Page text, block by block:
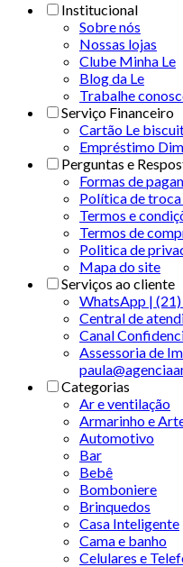
Institucional
Sobre nós
Nossas lojas
Clube Minha Le
Blog da Le
Trabalhe
Serviço Financeiro
Cartão Le
Empréstimo
Perguntas e
Formas de
Política de
Termos e
Termos de
Politica de
Mapa do site
Serviços ao cliente
WhatsApp |
Central de
Canal
Assessoria de
Categorias
Ar e ventilação
Armarinho e
Automotivo
Bar
Bebê
Bomboniere
Brinquedos
Casa Inteligente
Cama e banho
Celulares e